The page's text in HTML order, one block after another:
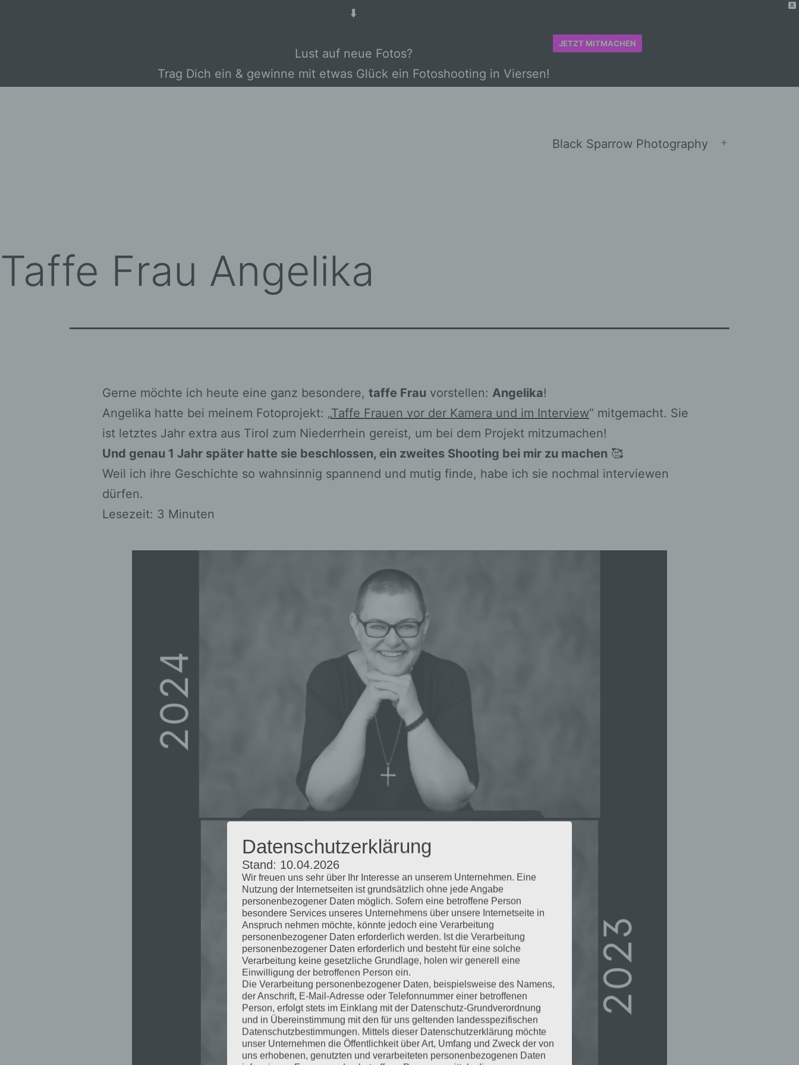
X
⬇️
Lust auf neue Fotos?
Trag Dich ein & gewinne mit etwas Glück ein Fotoshooting in Viersen!
JETZT MITMACHEN
Black Sparrow Photography
Taffe Frau Angelika
Gerne möchte ich heute eine ganz besondere, taffe Frau vorstellen: Angelika!
Angelika hatte bei meinem Fotoprojekt: „Taffe Frauen vor der Kamera und im Interview“ mitgemacht. Sie
ist letztes Jahr extra aus Tirol zum Niederrhein gereist, um bei dem Projekt mitzumachen!
Und genau 1 Jahr später hatte sie beschlossen, ein zweites Shooting bei mir zu machen 🥰
Weil ich ihre Geschichte so wahnsinnig spannend und mutig finde, habe ich sie nochmal interviewen
dürfen.
Lesezeit: 3 Minuten
Datenschutzerklärung
Stand: 10.04.2026
Wir freuen uns sehr über Ihr Interesse an unserem Unternehmen. Eine
Nutzung der Internetseiten ist grundsätzlich ohne jede Angabe
personenbezogener Daten möglich. Sofern eine betroffene Person
besondere Services unseres Unternehmens über unsere Internetseite in
Anspruch nehmen möchte, könnte jedoch eine Verarbeitung
personenbezogener Daten erforderlich werden. Ist die Verarbeitung
personenbezogener Daten erforderlich und besteht für eine solche
Verarbeitung keine gesetzliche Grundlage, holen wir generell eine
Einwilligung der betroffenen Person ein.
Die Verarbeitung personenbezogener Daten, beispielsweise des Namens,
der Anschrift, E-Mail-Adresse oder Telefonnummer einer betroffenen
Person, erfolgt stets im Einklang mit der Datenschutz-Grundverordnung
und in Übereinstimmung mit den für uns geltenden landesspezifischen
Datenschutzbestimmungen. Mittels dieser Datenschutzerklärung möchte
unser Unternehmen die Öffentlichkeit über Art, Umfang und Zweck der von
uns erhobenen, genutzten und verarbeiteten personenbezogenen Daten